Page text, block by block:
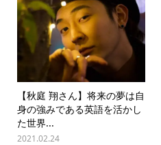
【秋庭 翔さん】将来の夢は自
身の強みである英語を活かし
た世界...
2021.02.24